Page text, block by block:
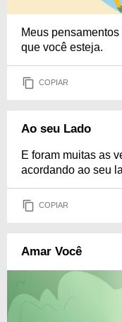
Meus
que você esteja.
COPIAR
Ao seu Lado
E foram muitas as
acordando ao seu
COPIAR
Amar Você